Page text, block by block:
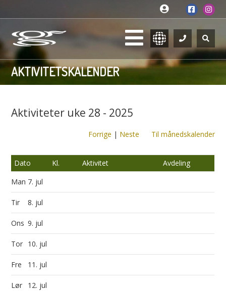
AKTIVITETSKALENDER
Aktiviteter uke 28 - 2025
Forrige | Neste Til månedskalender
Dato Kl. Aktivitet
Avdeling
Man 7. jul
Tir 8. jul
Ons 9. jul
Tor 10. jul
Fre 11. jul
Lør 12. jul